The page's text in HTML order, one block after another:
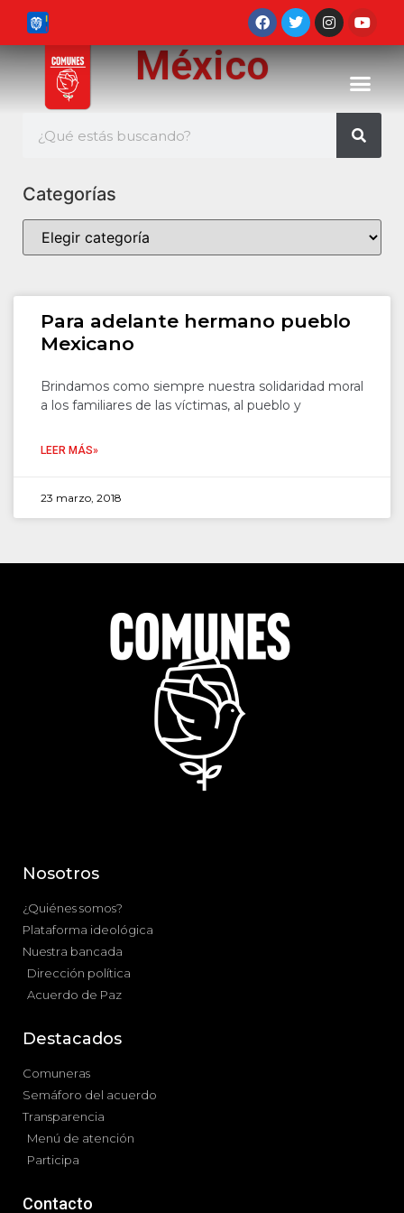
México
Categorías
Para adelante hermano pueblo
Mexicano
Brindamos como siempre nuestra solidaridad moral
a los familiares de las víctimas, al pueblo y
LEER MÁS»
23 marzo, 2018
Nosotros
¿Quiénes somos?
Plataforma ideológica
Nuestra bancada
Dirección política
Acuerdo de Paz
Destacados
Comuneras
Semáforo del acuerdo
Transparencia
Menú de atención
Participa
Contacto